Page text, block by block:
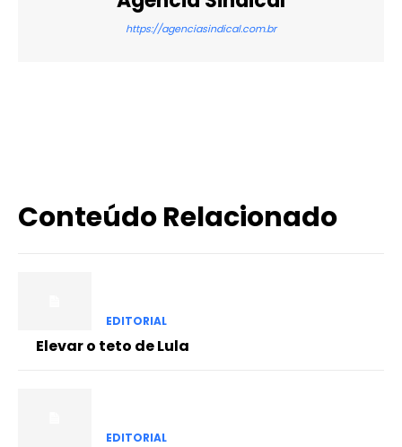
https://agenciasindical.com.br
Conteúdo Relacionado
EDITORIAL
Elevar o teto de Lula
EDITORIAL